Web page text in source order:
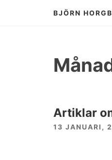
BJÖRN
Artiklar
13 JANUARI,